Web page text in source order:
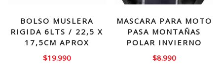
BOLSO MUSLERA
RIGIDA 6LTS / 22,5 X
17,5CM APROX
$19.990
MASCARA PARA MOTO
PASA MONTAÑAS
POLAR INVIERNO
$8.990